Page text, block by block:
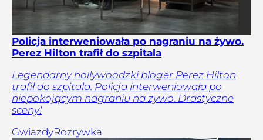
Policja interweniowała po nagraniu na żywo.
Perez Hilton trafił do szpitala
Legendarny hollywoodzki bloger Perez Hilton
trafił do szpitala. Policja interweniowała po
niepokojącym nagraniu na żywo. Drastyczne
sceny!
GwiazdyRozrywka